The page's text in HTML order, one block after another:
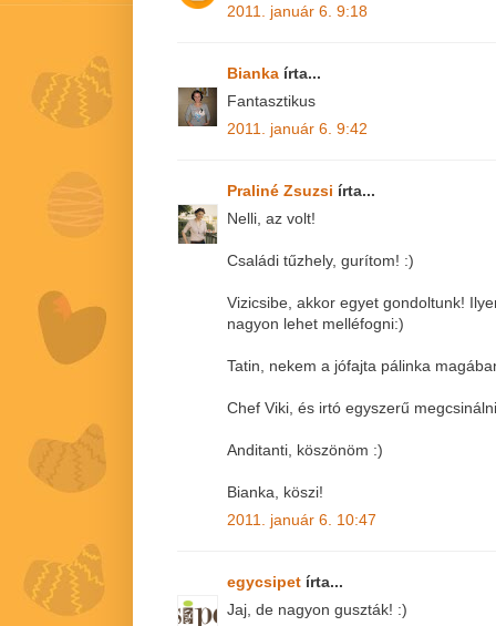
2011. január 6. 9:18
Bianka írta...
Fantasztikus
2011. január 6. 9:42
Praliné Zsuzsi írta...
Nelli, az volt!
Családi tűzhely, gurítom! :)
Vizicsibe, akkor egyet gondoltunk!
nagyon lehet melléfogni:)
Tatin, nekem a jófajta pálinka
Chef Viki, és irtó egyszerű
Anditanti, köszönöm :)
Bianka, köszi!
2011. január 6. 10:47
egycsipet írta...
Jaj, de nagyon guszták! :)